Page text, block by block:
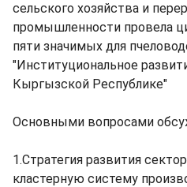
сельского хозяйства и
промышленности провела
пяти значимых для
"Институциональное
Кыргызской Республике"
Основными вопросами
1.Стратегия развития
кластерную систему